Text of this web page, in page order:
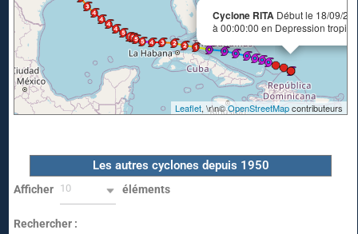
Cyclone RITA Début le 18/09/
à 00:00:00 en Depression
Leaflet, \r\n©OpenStreetMapcontributeurs
Les autres cyclones depuis 1950
Afficher 10 éléments
Rechercher :